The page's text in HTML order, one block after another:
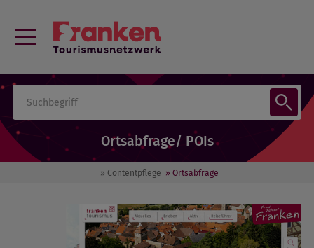
Ortsabfrage/ POIs
» Contentpflege » Ortsabfrage